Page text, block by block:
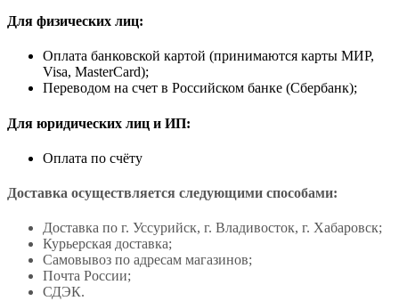
Для физических лиц:
Оплата банковской картой (принимаются карты МИР,
Visa, MasterCard);
Переводом на счет в Российском банке (Сбербанк);
Для юридических лиц и ИП:
Оплата по счёту
Доставка осуществляется следующими способами:
Доставка по г. Уссурийск, г. Владивосток, г. Хабаровск;
Курьерская доставка;
Самовывоз по адресам магазинов;
Почта России;
СДЭК.